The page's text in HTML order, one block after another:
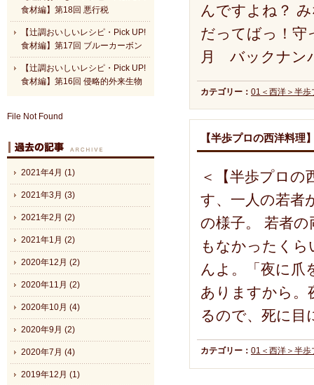
んですよね？
だってばっ！守
月 バックナン
カテゴリー： 01＜西洋＞半歩
【半歩プロの西洋料理
＜【半歩プロの
す、一人の若者
の様子。 若者
もなかったく
んよ。「夜に爪
ありますから。
るので、死に目
カテゴリー： 01＜西洋＞半歩
食材編】第18回 悪行税
【辻調おいしいレシピ・Pick UP!
食材編】第17回 ブルーカーボン
【辻調おいしいレシピ・Pick UP!
食材編】第16回 侵略的外来生物
File Not Found
2021年4月 (1)
2021年3月 (3)
2021年2月 (2)
2021年1月 (2)
2020年12月 (2)
2020年11月 (2)
2020年10月 (4)
2020年9月 (2)
2020年7月 (4)
2019年12月 (1)